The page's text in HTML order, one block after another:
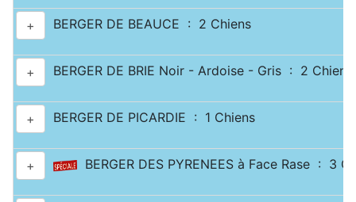
+ BERGER DE BEAUCE : 2 Chiens
+ BERGER DE BRIE Noir - Ardoise - Gris : 2 Chiens
+ BERGER DE PICARDIE : 1 Chiens
+ BERGER DES PYRENEES à Face Rase : 3